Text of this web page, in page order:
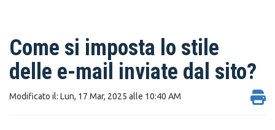
Come si imposta lo stile
delle e-mail inviate dal sito?
Modificato il: Lun, 17 Mar, 2025 alle 10:40 AM